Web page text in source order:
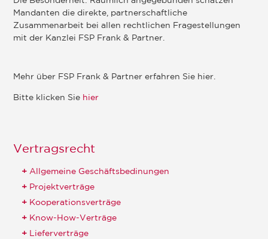
Mandanten die direkte, partnerschaftliche
Zusammenarbeit bei allen rechtlichen Fragestellungen
mit der Kanzlei FSP Frank & Partner.
Mehr über FSP Frank & Partner erfahren Sie hier.
Bitte klicken Sie hier
Vertragsrecht
Allgemeine Geschäftsbedinungen
Projektverträge
Kooperationsverträge
Know-How-Verträge
Lieferverträge